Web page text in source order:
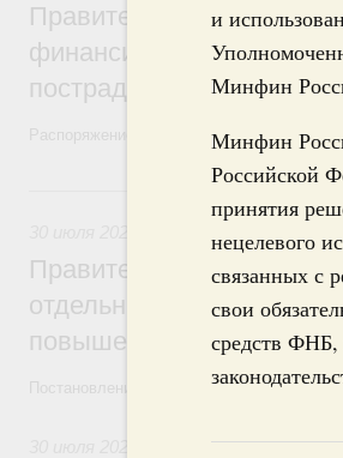
и
Минфин
Минфин
Российской
принятия
нецелевого
связанных с
свои
средств ФНБ,
Правительство
финансирование
пострадавшим от
Распоряжение от 28 июля 2026 года
Правительство ввело
отдельных видов
повышения доступности
Постановления от 30 июля 2026 года
Малое и среднее